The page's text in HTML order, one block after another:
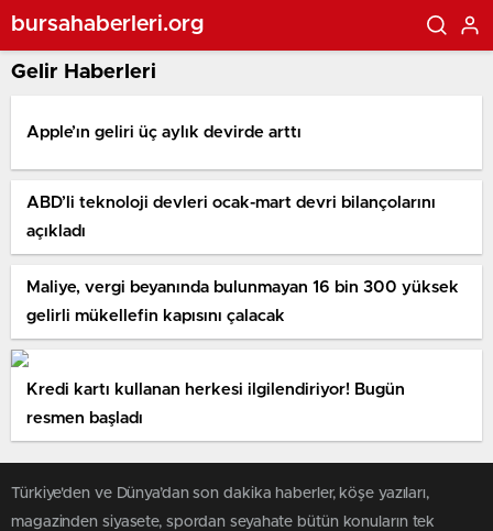
bursahaberleri.org
Gelir Haberleri
Apple’ın geliri üç aylık devirde arttı
ABD’li teknoloji devleri ocak-mart devri bilançolarını
açıkladı
Maliye, vergi beyanında bulunmayan 16 bin 300 yüksek
gelirli mükellefin kapısını çalacak
Kredi kartı kullanan herkesi ilgilendiriyor! Bugün
resmen başladı
Türkiye'den ve Dünya’dan son dakika haberler, köşe yazıları,
magazinden siyasete, spordan seyahate bütün konuların tek